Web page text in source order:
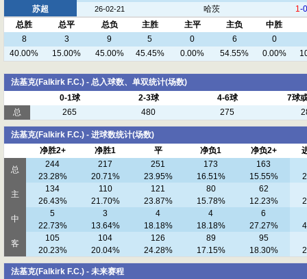
苏超
26-02-21 哈茨 1-0
总胜
总平 总负 主胜 主平 主负
中胜
8
3 9 5 0 6
0
40.00%
15.00% 45.00% 45.45% 0.00% 54.55% 0.00%
法基克(Falkirk F.C.) - 总入球数、单双统计(场数)
0-1球
2-3球 4-6球
7球
总
265 480 275
法基克(Falkirk F.C.) - 进球数统计(场数)
净胜2+
净胜1 平 净负1 净负2+
总
244 217 251 173
163
23.28%
20.71% 23.95% 16.51% 15.55%
主
134 110 121 80
62
26.43%
21.70% 23.87% 15.78% 12.23%
中
5 3 4 4
6
22.73%
13.64% 18.18% 18.18% 27.27%
客
105 104 126 89
95
20.23%
20.04% 24.28% 17.15% 18.30%
法基克(Falkirk F.C.) - 未来赛程